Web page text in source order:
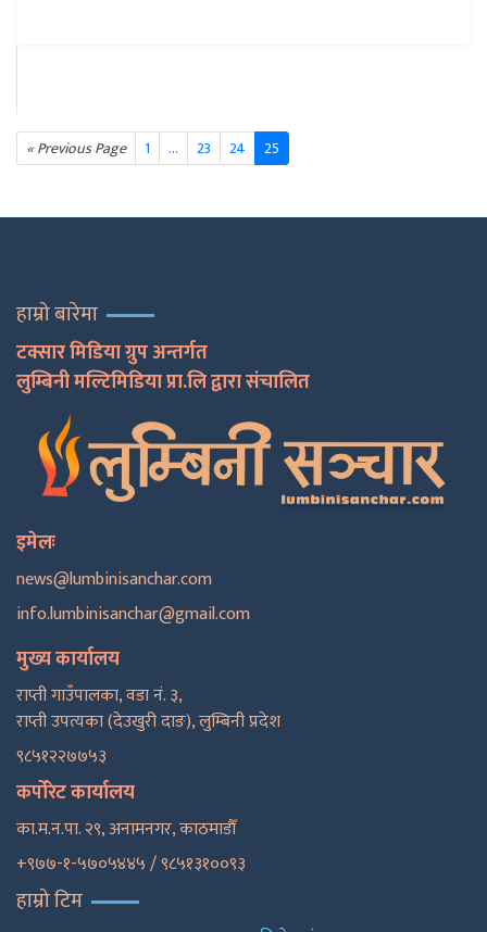
« Previous Page 1 … 23 24 25
हाम्रो बारेमा
टक्सार मिडिया ग्रुप अन्तर्गत
लुम्बिनी मल्टिमिडिया प्रा.लि द्वारा संचालित
इमेलः
news@lumbinisanchar.com
info.lumbinisanchar@gmail.com
मुख्य कार्यालय
राप्ती गाउँपालका, वडा नं. ३,
राप्ती उपत्यका (देउखुरी दाङ), लुम्बिनी प्रदेश
९८५१२२७७५३
कर्पोरेट कार्यालय
का.म.न.पा. २९, अनामनगर, काठमाडाैँ
+९७७-१-५७०५४४५ / ९८५१३१००९३
हाम्रो टिम